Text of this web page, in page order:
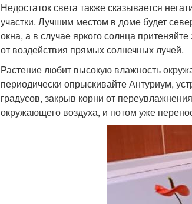
Недостаток света также сказывается
участки. Лучшим местом в доме будет
окна, а в случае яркого солнца
от воздействия прямых солнечных лучей.
Растение любит высокую влажность
периодически опрыскивайте Антуриум,
градусов, закрыв корни от
окружающего воздуха, и потом уже